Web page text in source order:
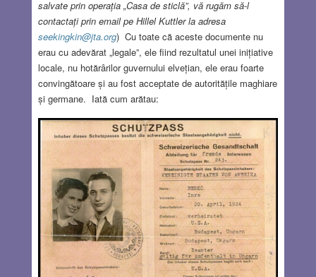
salvate prin operația „Casa de sticlă”, vă rugăm să-l
contactați prin email pe Hillel Kuttler la adresa
seekingkin@jta.org) Cu toate că aceste documente nu
erau cu adevărat „legale”, ele fiind rezultatul unei inițiative
locale, nu hotărârilor guvernului elvețian, ele erau foarte
convingătoare și au fost acceptate de autoritățile maghiare
și germane. Iată cum arătau: